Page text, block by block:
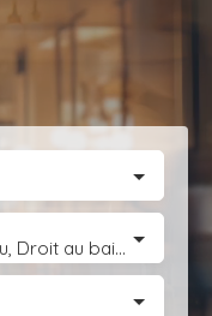
|
Appartement, Boutique, Bureau, Droit au bail, Entrepôt, Fonds de commerce, Hôtel, hébergement, Immeuble, Immobilier Pro, Local commercial, Local professionnel, Local industriel, Magasin, boutique, Terrain Industriel, Terrain Constructible, Transmission d'entreprise